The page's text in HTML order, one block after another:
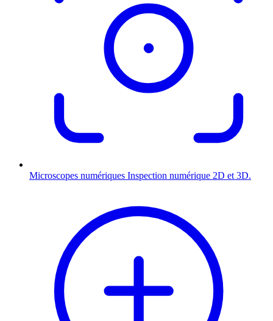
Microscopes numériques Inspection numérique 2D et 3D.